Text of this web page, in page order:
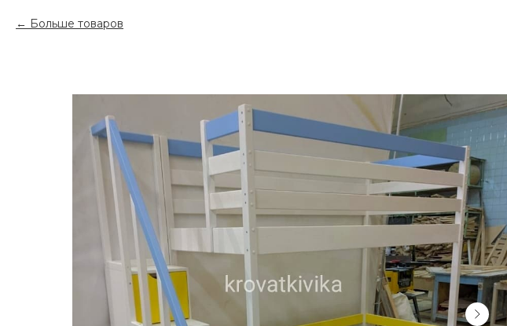
Больше товаров